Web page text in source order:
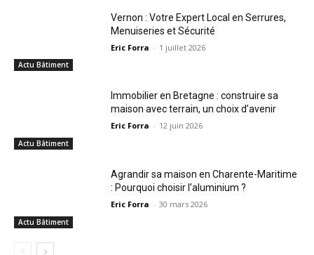
Actu Bâtiment
Vernon : Votre Expert Local en Serrures,
Menuiseries et Sécurité
Eric Forra - 1 juillet 2026
Actu Bâtiment
Immobilier en Bretagne : construire sa
maison avec terrain, un choix d’avenir
Eric Forra - 12 juin 2026
Actu Bâtiment
Agrandir sa maison en Charente-Maritime
: Pourquoi choisir l’aluminium ?
Eric Forra - 30 mars 2026